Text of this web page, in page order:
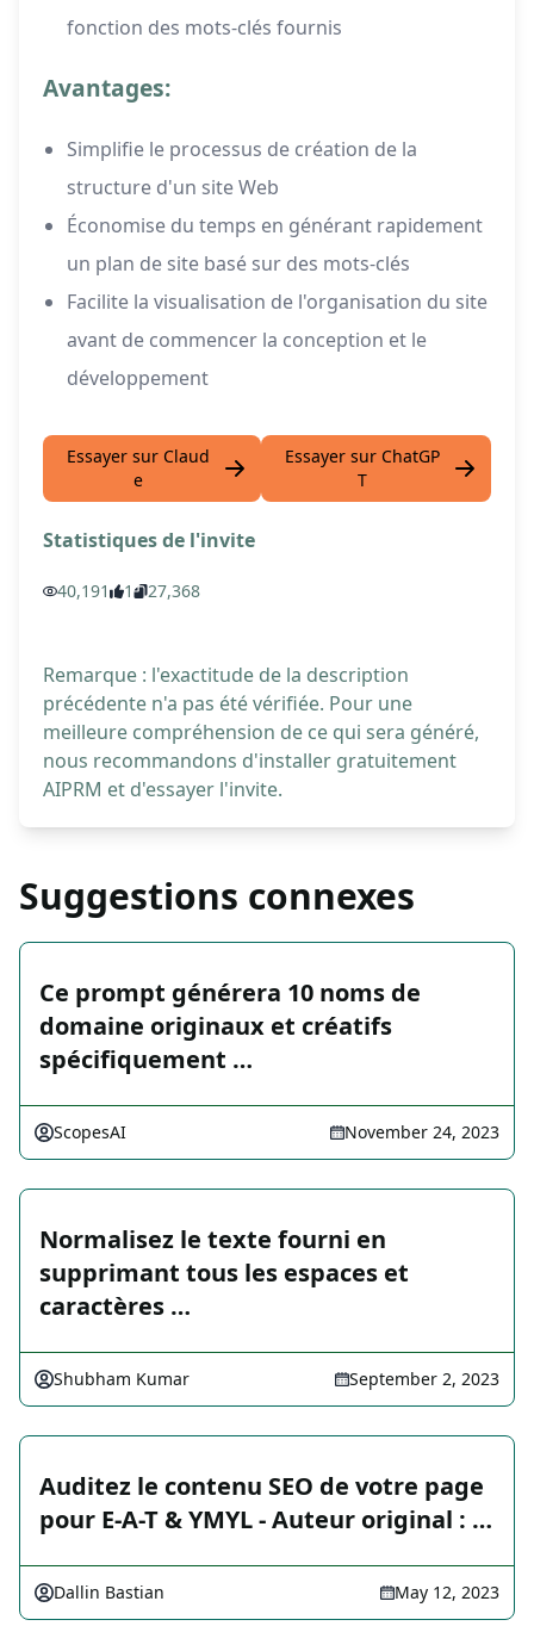
fonction des mots-clés fournis
Avantages:
Simplifie le processus de création de la
structure d'un site Web
Économise du temps en générant rapidement
un plan de site basé sur des mots-clés
Facilite la visualisation de l'organisation du site
avant de commencer la conception et le
développement
Essayer sur Claud
e
Essayer sur ChatGP
T
Statistiques de l'invite
40,191 1 27,368
Remarque : l'exactitude de la description
précédente n'a pas été vérifiée. Pour une
meilleure compréhension de ce qui sera généré,
nous recommandons d'installer gratuitement
AIPRM et d'essayer l'invite.
Suggestions connexes
Ce prompt générera 10 noms de
domaine originaux et créatifs
spécifiquement …
ScopesAI November 24, 2023
Normalisez le texte fourni en
supprimant tous les espaces et
caractères …
Shubham Kumar September 2, 2023
Auditez le contenu SEO de votre page
pour E-A-T & YMYL - Auteur original : …
Dallin Bastian May 12, 2023